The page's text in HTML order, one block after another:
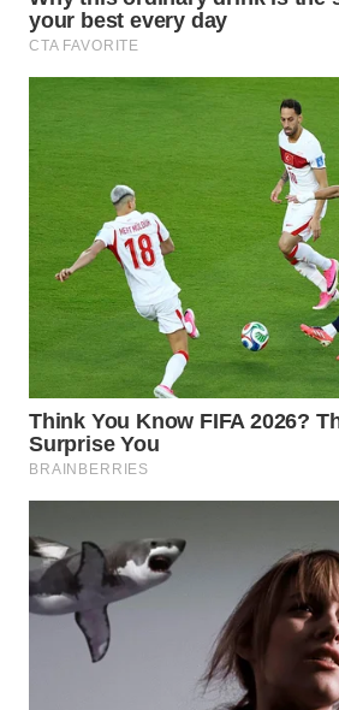
WN
PRIANGAN
SEMARANG
WN
SOLO
WN
BOROBUDUR
WN
MADURA
WN
NATUNA